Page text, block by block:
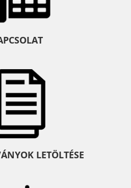
LETÖLTÉSE